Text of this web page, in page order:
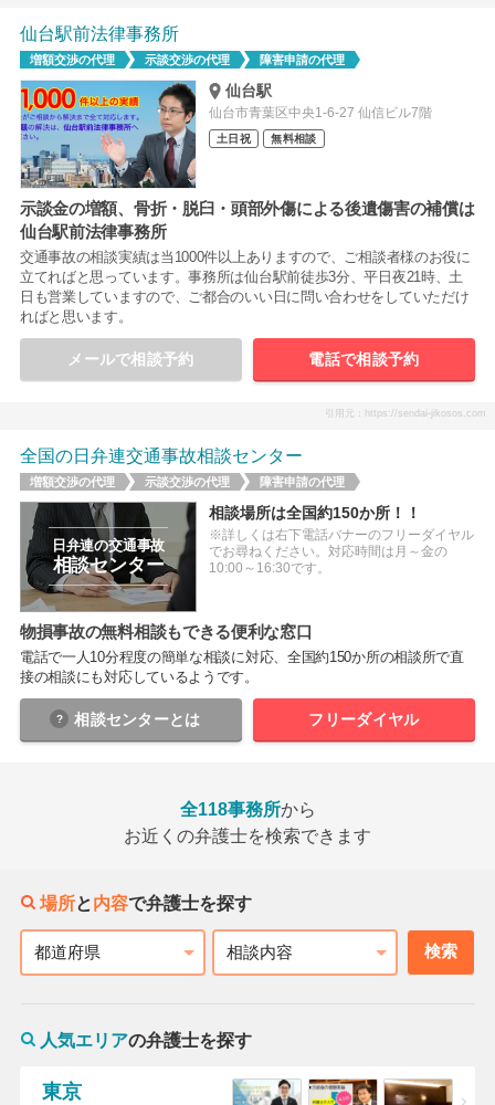
仙台駅前法律事務所
増額交渉の代理 示談交渉の代理 障害申請の代理
仙台駅
仙台市青葉区中央1-6-27 仙信ビル7階
土日祝 無料相談
示談金の増額、骨折・脱臼・頭部外傷による後遺傷害の補償は
仙台駅前法律事務所
交通事故の相談実績は当1000件以上ありますので、ご相談者様のお役に
立てればと思っています。事務所は仙台駅前徒歩3分、平日夜21時、土
日も営業していますので、ご都合のいい日に問い合わせをしていただけ
ればと思います。
メールで相談予約 電話で相談予約
引用元：https://sendai-jikosos.com
全国の日弁連交通事故相談センター
増額交渉の代理 示談交渉の代理 障害申請の代理
日弁連の交通事故
相談センター
相談場所は全国約150か所！！
※詳しくは右下電話バナーのフリーダイヤル
でお尋ねください。対応時間は月～金の
10:00～16:30です。
物損事故の無料相談もできる便利な窓口
電話で一人10分程度の簡単な相談に対応、全国約150か所の相談所で直
接の相談にも対応しているようです。
相談センターとは フリーダイヤル
全118事務所から
お近くの弁護士を検索できます
場所と内容で弁護士を探す
都道府県 相談内容 検索
人気エリアの弁護士を探す
東京